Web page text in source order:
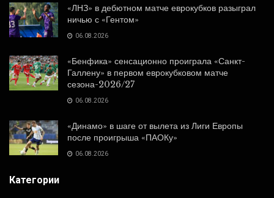
«ЛНЗ» в дебютном матче еврокубков разыграл
ничью с «Гентом»
06.08.2026
«Бенфика» сенсационно проиграла «Санкт-
Галлену» в первом еврокубковом матче
сезона-2026/27
06.08.2026
«Динамо» в шаге от вылета из Лиги Европы
после проигрыша «ПАОКу»
06.08.2026
Категории